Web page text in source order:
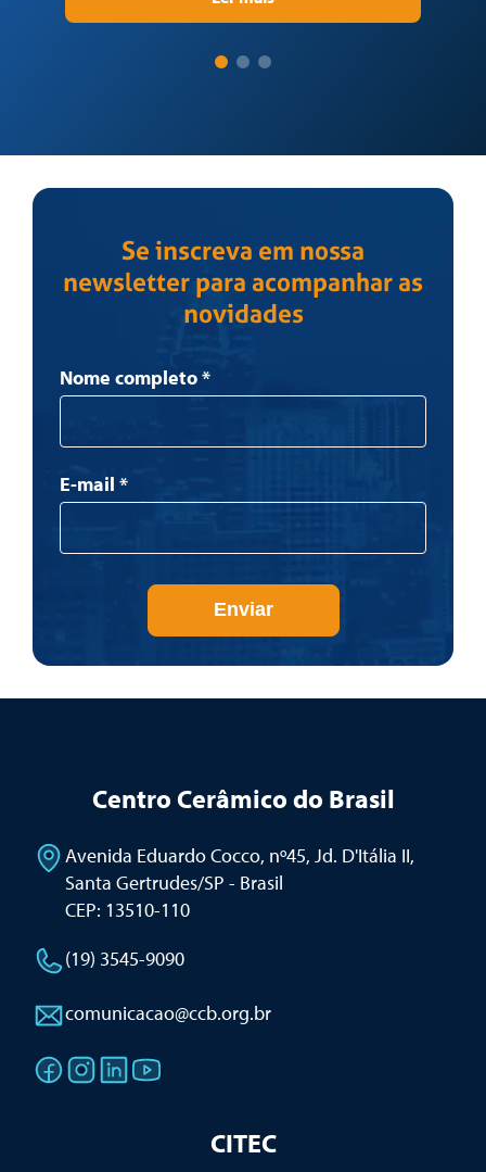
Se inscreva em nossa
newsletter para acompanhar as
novidades
Newsletter
Nome completo*
E-mail *
Enviar
Centro Cerâmico do Brasil
Avenida Eduardo Cocco, nº45, Jd. D'Itália II,
Santa Gertrudes/SP - Brasil
CEP: 13510-110
(19) 3545-9090
comunicacao@ccb.org.br
CITEC